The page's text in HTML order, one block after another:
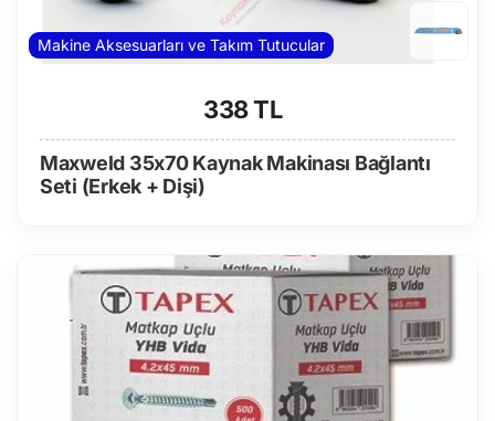
Makine Aksesuarları ve Takım Tutucular
338 TL
Maxweld 35x70 Kaynak Makinası Bağlantı
Seti (Erkek + Dişi)